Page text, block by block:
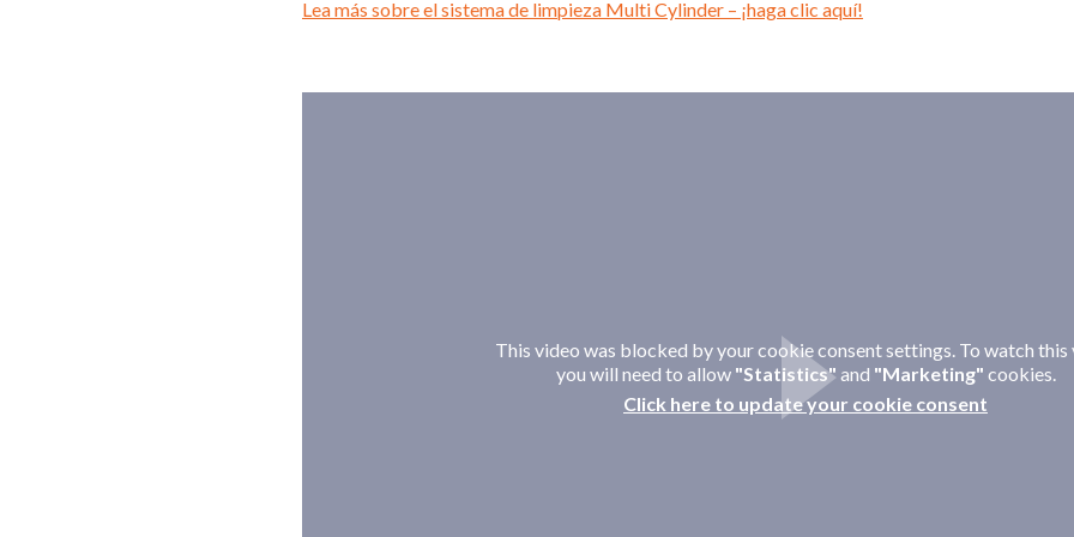
Lea más sobre el sistema de limpieza Multi Cylinder – ¡haga clic aquí!
This video was blocked by your cookie consent settings. To watch this
you will need to allow "Statistics" and "Marketing" cookies.
Click here to update your cookie consent